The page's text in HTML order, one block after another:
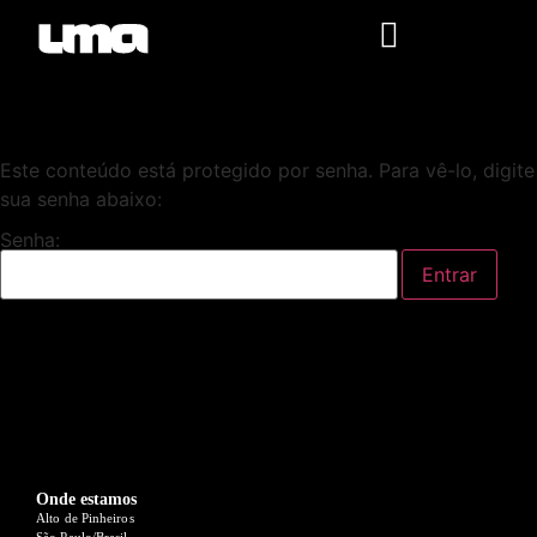
Este conteúdo está protegido por senha. Para vê-lo, digite
sua senha abaixo:
Senha:
Onde estamos
Alto de Pinheiros